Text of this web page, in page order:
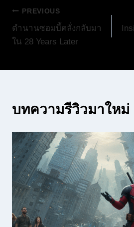
แนะแนว
เรื่อง
PREVIOUS
ตำนานซอมบี้คลั่งกลับมา
ใน 28 Years Later
บทความรีวิวมาใหม่